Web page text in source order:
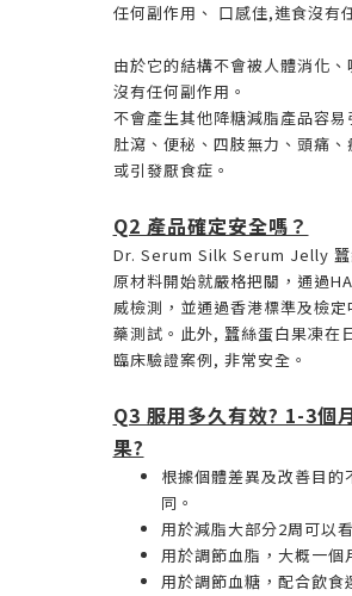
任何副作用、 口感佳,進食沒有
由於它的結構不會被人體消化
沒有任何副作用。
不會產生其他降糖減脂產品容
肚瀉、便秘、四肢無力、頭痛
或引發厭食症。
Q2 產品確定安全嗎？
Dr. Serum Silk Serum Jelly 蠶
原材料開始就嚴格把關，通過
威檢測，並通過香港標準及檢
藥測試。此外, 蠶絲蛋白果凍在
臨床驗證案例, 非常安全。
Q3 服用多久有效? 1-3個
果?
根據個體差異及改善目
同。
用於減脂大部分2周可以
用於調節血脂，大概一個
用於調節血糖，配合飲